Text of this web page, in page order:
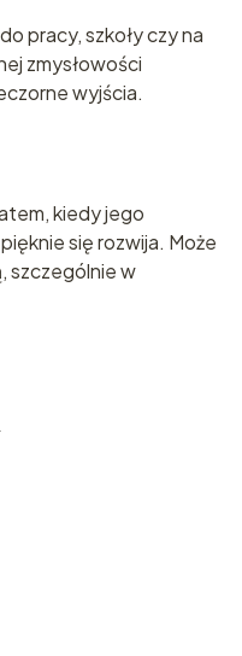
pracy, szkoły czy na
zmysłowości
wyjścia.
kiedy jego
się rozwija. Może
szczególnie w